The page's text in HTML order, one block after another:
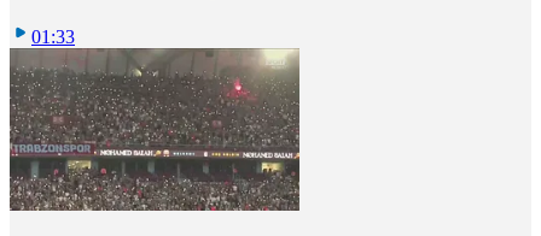
01:33